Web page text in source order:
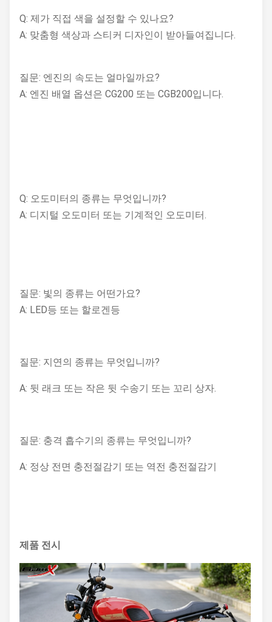
Q: 제가 직접 색을 설정할 수 있나요?
A: 맞춤형 색상과 스티커 디자인이 받아들여집니다.
질문: 엔진의 속도는 얼마일까요?
A: 엔진 배열 옵션은 CG200 또는 CGB200입니다.
Q: 오도미터의 종류는 무엇입니까?
A: 디지털 오도미터 또는 기계적인 오도미터.
질문: 빛의 종류는 어떤가요?
A: LED등 또는 할로겐등
질문: 지연의 종류는 무엇입니까?
A: 뒷 래크 또는 작은 뒷 수송기 또는 꼬리 상자.
질문: 충격 흡수기의 종류는 무엇입니까?
A: 정상 전면 충전절감기 또는 역전 충전절감기
제품 전시